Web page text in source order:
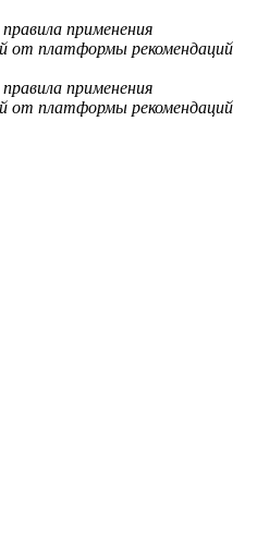
применения
от платформы рекомендаций
применения
от платформы рекомендаций